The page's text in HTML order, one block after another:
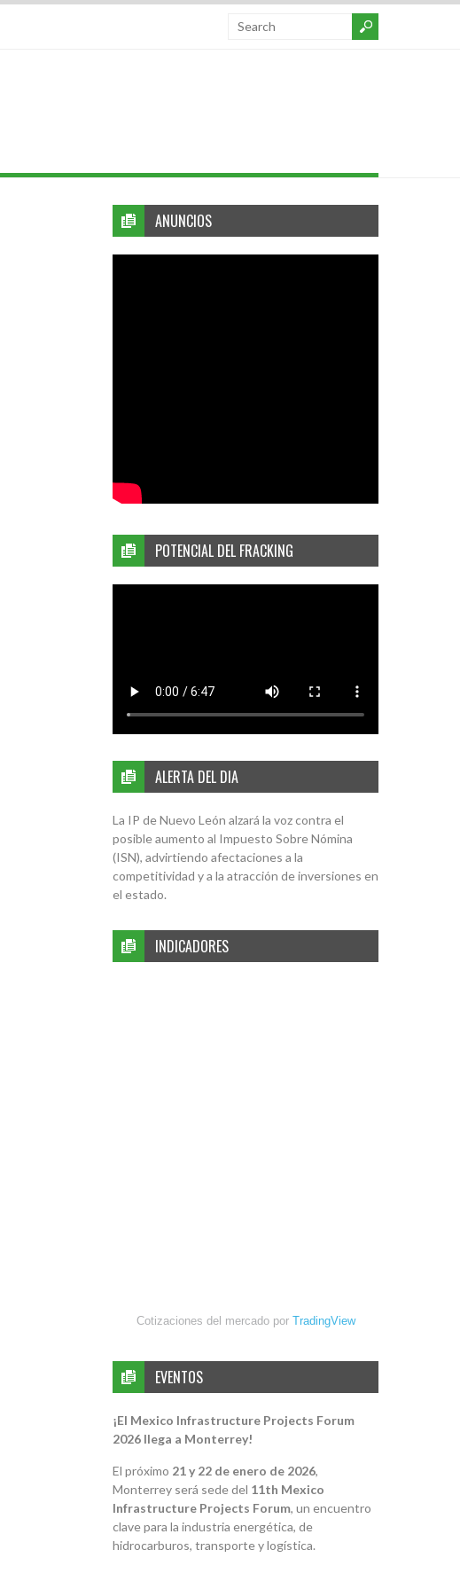
ANUNCIOS
POTENCIAL DEL FRACKING
ALERTA DEL DIA
La IP de Nuevo León alzará la voz contra el
posible aumento al Impuesto Sobre Nómina
(ISN), advirtiendo afectaciones a la
competitividad y a la atracción de inversiones en
el estado.
INDICADORES
Cotizaciones del mercado por TradingView
EVENTOS
¡El Mexico Infrastructure Projects Forum
2026 llega a Monterrey!
El próximo 21 y 22 de enero de 2026,
Monterrey será sede del 11th Mexico
Infrastructure Projects Forum, un encuentro
clave para la industria energética, de
hidrocarburos, transporte y logística.